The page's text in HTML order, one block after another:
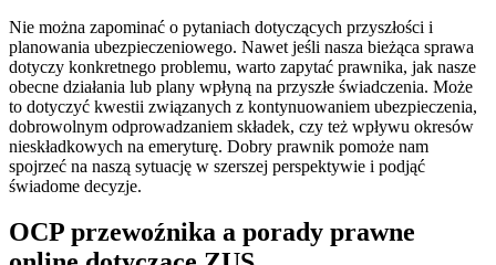
Nie można zapominać o pytaniach dotyczących przyszłości i
planowania ubezpieczeniowego. Nawet jeśli nasza bieżąca sprawa
dotyczy konkretnego problemu, warto zapytać prawnika, jak nasze
obecne działania lub plany wpłyną na przyszłe świadczenia. Może
to dotyczyć kwestii związanych z kontynuowaniem ubezpieczenia,
dobrowolnym odprowadzaniem składek, czy też wpływu okresów
nieskładkowych na emeryturę. Dobry prawnik pomoże nam
spojrzeć na naszą sytuację w szerszej perspektywie i podjąć
świadome decyzje.
OCP przewoźnika a porady prawne